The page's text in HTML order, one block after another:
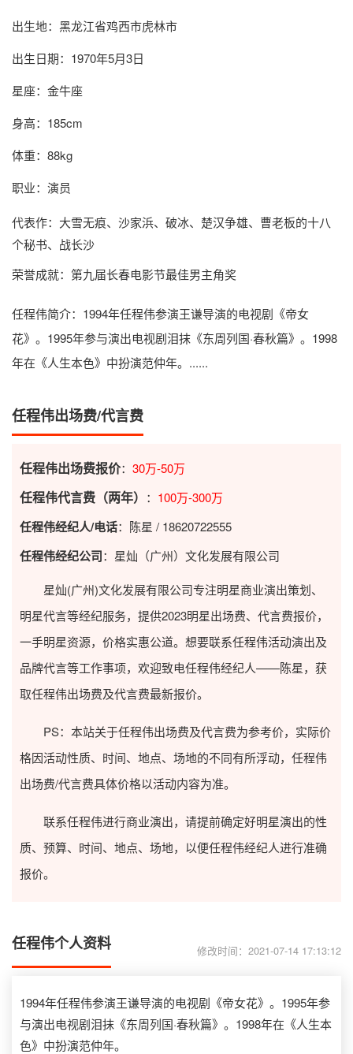
出生地：黑龙江省鸡西市虎林市
出生日期：1970年5月3日
星座：金牛座
身高：185cm
体重：88kg
职业：演员
代表作：大雪无痕、沙家浜、破冰、楚汉争雄、曹老板的十八
个秘书、战长沙
荣誉成就：第九届长春电影节最佳男主角奖
任程伟简介：1994年任程伟参演王谦导演的电视剧《帝女
花》。1995年参与演出电视剧泪抹《东周列国·春秋篇》。1998
年在《人生本色》中扮演范仲年。......
任程伟出场费/代言费
任程伟出场费报价： 30万-50万
任程伟代言费（两年） ： 100万-300万
任程伟经纪人/电话：陈星 / 18620722555
任程伟经纪公司：星灿（广州）文化发展有限公司
星灿(广州)文化发展有限公司专注明星商业演出策划、
明星代言等经纪服务，提供2023明星出场费、代言费报价，
一手明星资源，价格实惠公道。想要联系任程伟活动演出及
品牌代言等工作事项，欢迎致电任程伟经纪人——陈星，获
取任程伟出场费及代言费最新报价。
PS：本站关于任程伟出场费及代言费为参考价，实际价
格因活动性质、时间、地点、场地的不同有所浮动，任程伟
出场费/代言费具体价格以活动内容为准。
联系任程伟进行商业演出，请提前确定好明星演出的性
质、预算、时间、地点、场地，以便任程伟经纪人进行准确
报价。
任程伟个人资料 修改时间：2021-07-14 17:13:12
1994年任程伟参演王谦导演的电视剧《帝女花》。1995年参
与演出电视剧泪抹《东周列国·春秋篇》。1998年在《人生本
色》中扮演范仲年。